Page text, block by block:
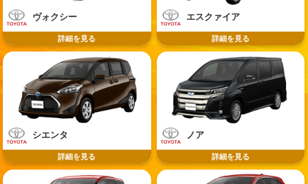
ヴォクシー
詳細を見る
エスクァイア
詳細を見る
シエンタ
詳細を見る
ノア
詳細を見る